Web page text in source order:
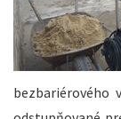
bezbariérového